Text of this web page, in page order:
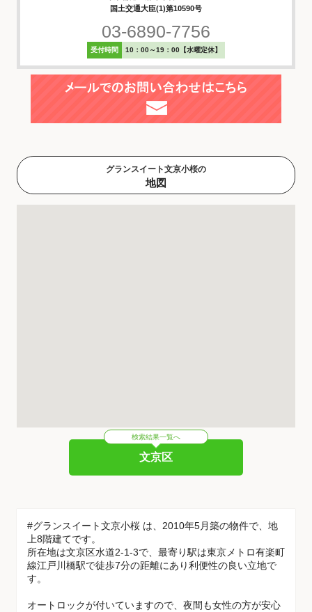
国土交通大臣(1)第10590号
03-6890-7756
受付時間 10：00～19：00【水曜定休】
グランスイート文京小桜の
地図
検索結果一覧へ
文京区
#グランスイート文京小桜 は、2010年5月築の物件で、地
上8階建てです。
所在地は文京区水道2-1-3で、最寄り駅は東京メトロ有楽町
線江戸川橋駅で徒歩7分の距離にあり利便性の良い立地で
す。
オートロックが付いていますので、夜間も女性の方が安心